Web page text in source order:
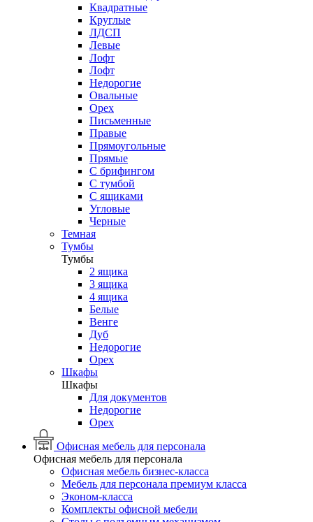
Квадратные
Круглые
ЛДСП
Левые
Лофт
Лофт
Недорогие
Овальные
Орех
Письменные
Правые
Прямоугольные
Прямые
С брифингом
С тумбой
С ящиками
Угловые
Черные
Темная
Тумбы
Тумбы
2 ящика
3 ящика
4 ящика
Белые
Венге
Дуб
Недорогие
Орех
Шкафы
Шкафы
Для документов
Недорогие
Орех
Офисная мебель для персонала
Офисная мебель для персонала
Офисная мебель бизнес-класса
Мебель для персонала премиум класса
Эконом-класса
Комплекты офисной мебели